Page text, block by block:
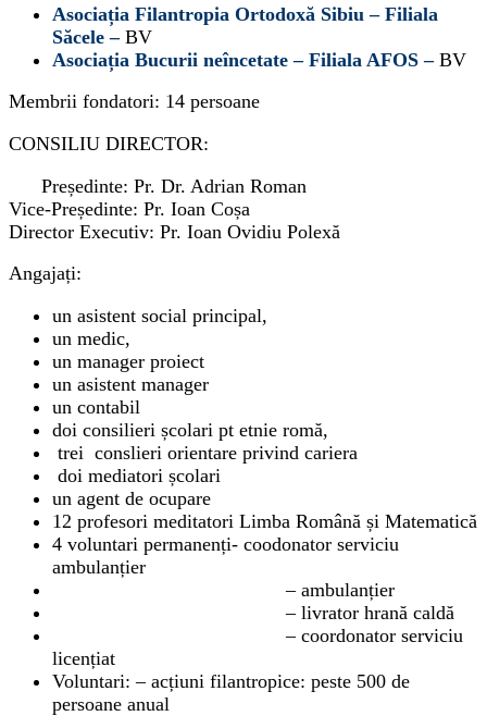
Asociația Filantropia Ortodoxă Sibiu – Filiala
Săcele – BV
Asociația Bucurii neîncetate – Filiala AFOS – BV
Membrii fondatori: 14 persoane
CONSILIU DIRECTOR:
Președinte: Pr. Dr. Adrian Roman
Vice-Președinte: Pr. Ioan Coșa
Director Executiv: Pr. Ioan Ovidiu Polexă
Angajați:
un asistent social principal,
un medic,
un manager proiect
un asistent manager
un contabil
doi consilieri școlari pt etnie romă,
trei conslieri orientare privind cariera
doi mediatori școlari
un agent de ocupare
12 profesori meditatori Limba Română și Matematică
4 voluntari permanenți- coodonator serviciu
ambulanțier
– ambulanțier
– livrator hrană caldă
– coordonator serviciu
licențiat
Voluntari: – acțiuni filantropice: peste 500 de
persoane anual